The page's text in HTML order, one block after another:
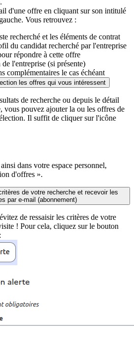
d'une offre en cliquant sur son intitulé
Vous retrouvez :
recherché et les éléments de contrat
du candidat recherché par l'entreprise
répondre à cette offre
l'entreprise (si présente)
complémentaires le cas échéant
les offres qui vous intéressent
de recherche ou depuis le détail
vous pouvez ajouter la ou les offres de
Il suffit de cliquer sur l'icône
dans votre espace personnel,
d'offres ».
de votre recherche et recevoir les
par e-mail (abonnement)
de ressaisir les critères de votre
! Pour cela, cliquez sur le bouton